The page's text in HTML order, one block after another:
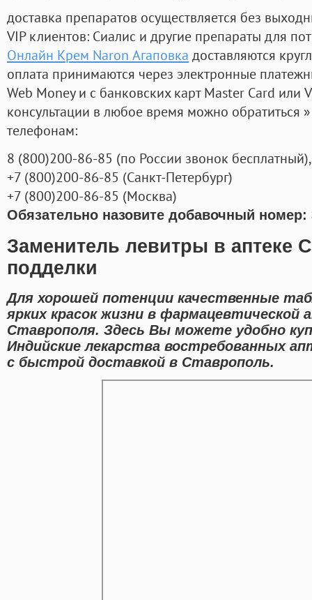
доставка препаратов осуществляется без
VIP клиентов: Сиалис и другие препараты для
Онлайн Крем Naron Агаповка доставляются
оплата принимаются через электронные
Web Money и с банковских карт Master Card или
консультации в любое время можно обратиться
телефонам:
8 (800)200-86-85 (по России звонок бесплатный),
+7 (800)200-86-85 (Санкт-Петербург)
+7 (800)200-86-85 (Москва)
Обязательно назовите добавочный номер:
Заменитель левитры в аптеке
подделки
Для хорошей потенции качественные
ярких красок жизни в фармацевтической
Ставрополя. Здесь Вы можете удобно
Индийские лекарства востребованных
с быстрой доставкой в Ставрополь.